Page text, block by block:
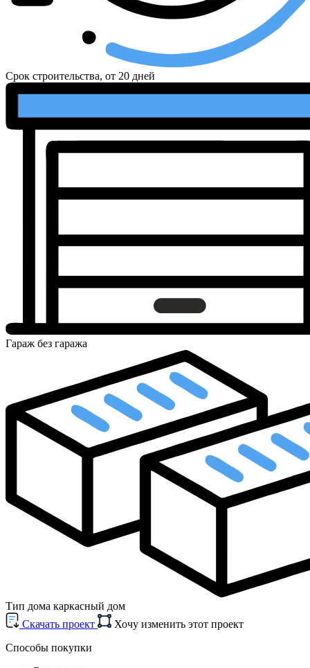
Срок строительства, от 20 дней
Гараж без гаража
Тип дома каркасный дом
Cкачать проект
Хочу изменить этот проект
Способы покупки